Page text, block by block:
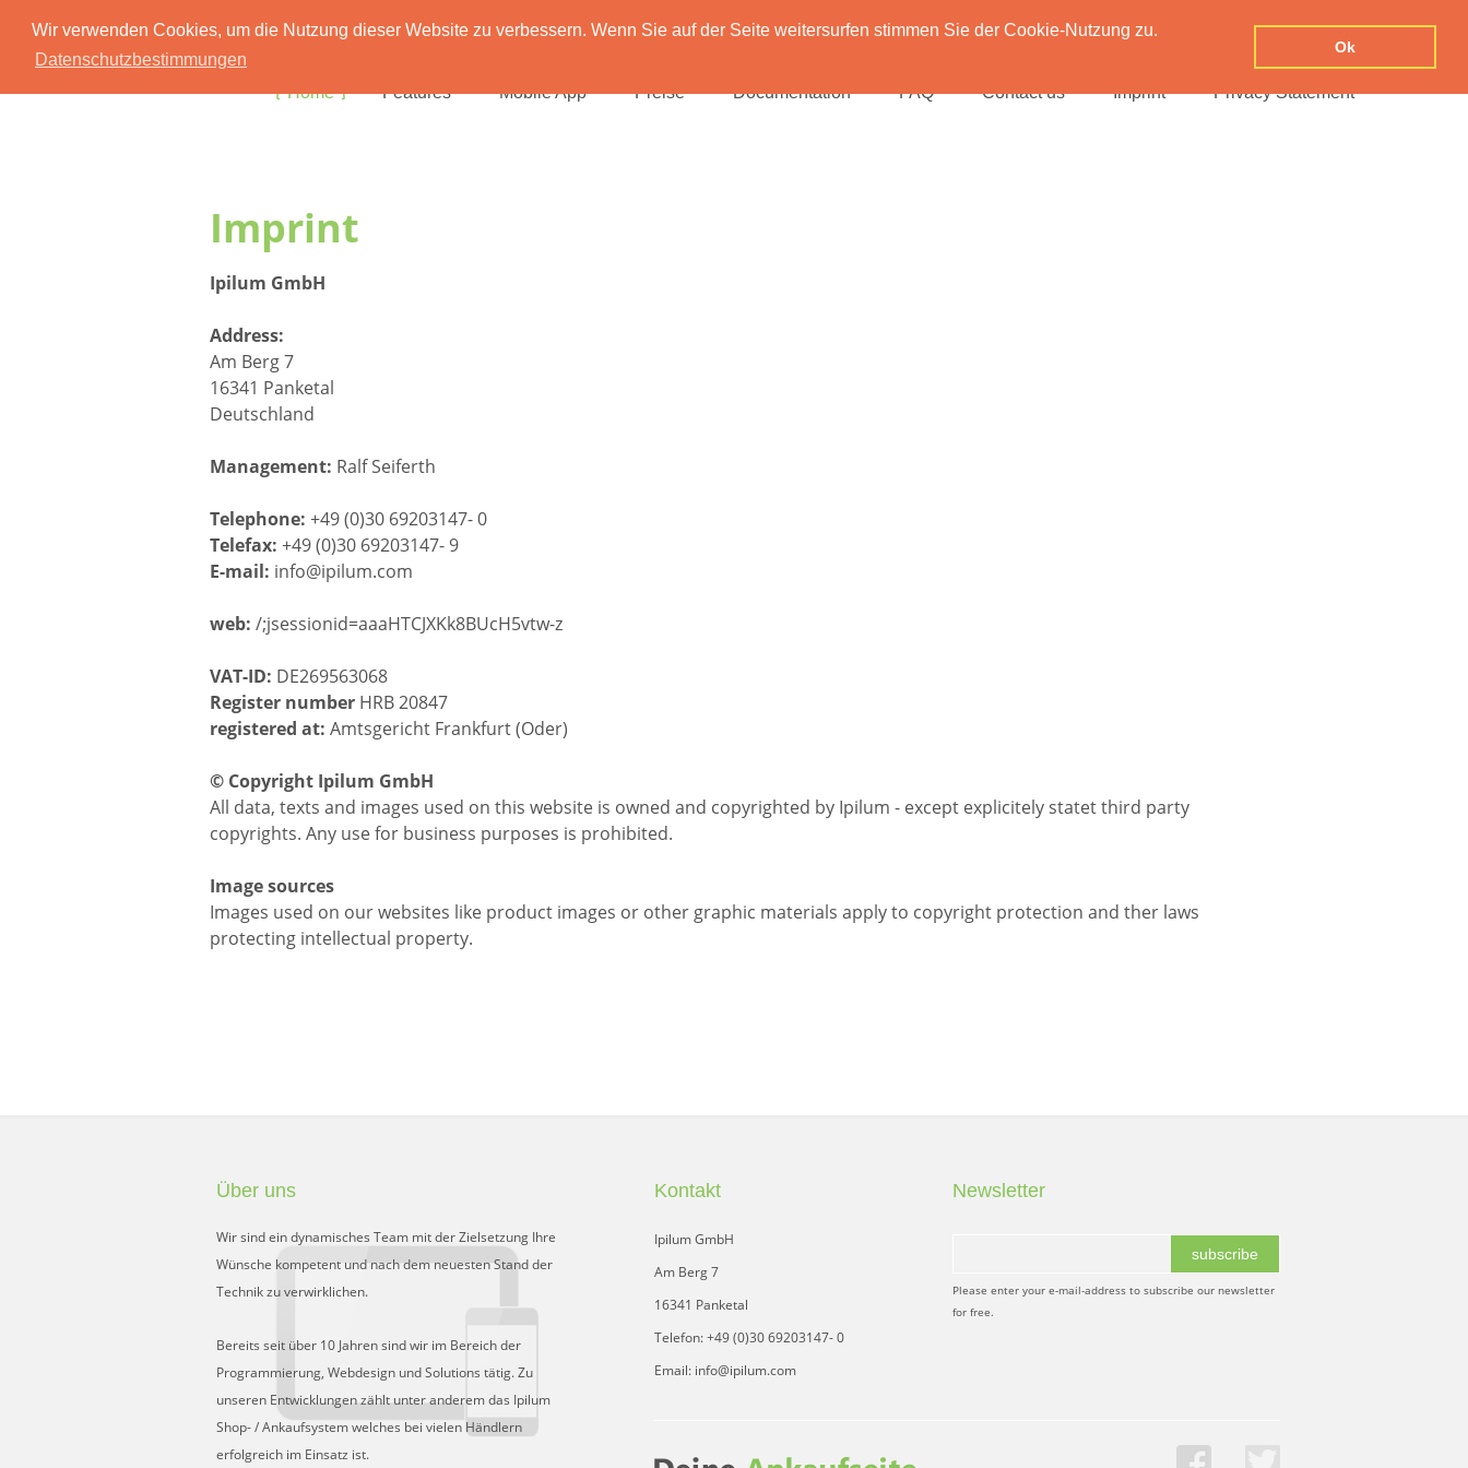
Wir verwenden Cookies, um die Nutzung dieser Website zu verbessern. Wenn Sie auf der Seite weitersurfen stimmen Sie der Cookie-Nutzung zu.
Datenschutzbestimmungen
Ok
Home Features Mobile App Preise Documentation FAQ Contact us Imprint Privacy Statement
Imprint
Ipilum GmbH
Address:
Am Berg 7
16341 Panketal
Deutschland
Management: Ralf Seiferth
Telephone: +49 (0)30 69203147- 0
Telefax: +49 (0)30 69203147- 9
E-mail: info@ipilum.com
web: /;jsessionid=aaaHTCJXKk8BUcH5vtw-z
VAT-ID: DE269563068
Register number HRB 20847
registered at: Amtsgericht Frankfurt (Oder)
© Copyright Ipilum GmbH
All data, texts and images used on this website is owned and copyrighted by Ipilum - except explicitely statet third party
copyrights. Any use for business purposes is prohibited.
Image sources
Images used on our websites like product images or other graphic materials apply to copyright protection and ther laws
protecting intellectual property.
Über uns
Wir sind ein dynamisches Team mit der Zielsetzung Ihre
Wünsche kompetent und nach dem neuesten Stand der
Technik zu verwirklichen.
Bereits seit über 10 Jahren sind wir im Bereich der
Programmierung, Webdesign und Solutions tätig. Zu
unseren Entwicklungen zählt unter anderem das Ipilum
Shop- / Ankaufsystem welches bei vielen Händlern
erfolgreich im Einsatz ist.
Kontakt
Ipilum GmbH
Am Berg 7
16341 Panketal
Telefon: +49 (0)30 69203147- 0
Email: info@ipilum.com
Newsletter
subscribe
Please enter your e-mail-address to subscribe our newsletter
for free.